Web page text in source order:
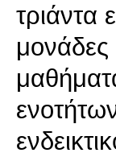
τριάντα
μονάδες